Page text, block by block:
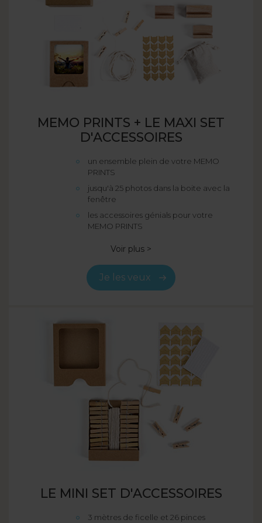
MEMO PRINTS + LE MAXI SET
D'ACCESSOIRES
un ensemble plein de votre MEMO
PRINTS
jusqu'à 25 photos dans la boite avec la
fenêtre
les accessoires génials pour votre
MEMO PRINTS
Voir plus >
Je les veux
LE MINI SET D'ACCESSOIRES
3 mètres de ficelle et 26 pinces